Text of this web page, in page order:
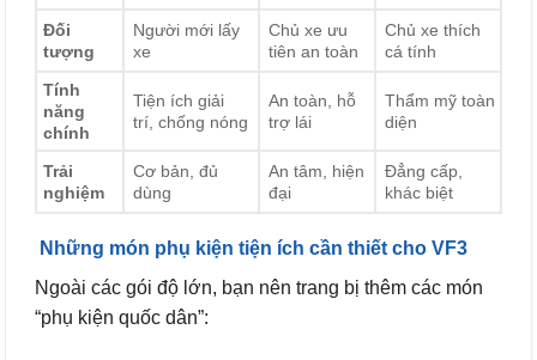
Đối
tượng
Người mới lấy
xe
Chủ xe ưu
tiên an toàn
Chủ xe thích
cá tính
Tính
năng
chính
Tiện ích giải
trí, chống nóng
An toàn, hỗ
trợ lái
Thẩm mỹ toàn
diện
Trải
nghiệm
Cơ bản, đủ
dùng
An tâm, hiện
đại
Đẳng cấp,
khác biệt
Những món phụ kiện tiện ích cần thiết cho VF3
Ngoài các gói độ lớn, bạn nên trang bị thêm các món
“phụ kiện quốc dân”: